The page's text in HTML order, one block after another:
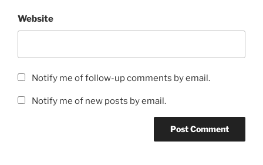
Website
Notify me of follow-up comments by email.
Notify me of new posts by email.